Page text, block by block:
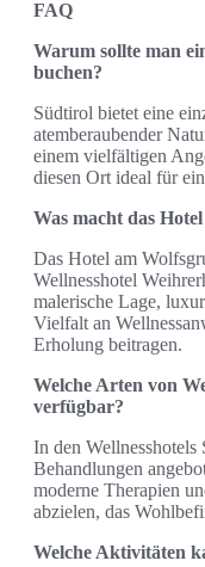
FAQ
Warum sollte man
buchen?
Südtirol bietet eine
atemberaubender
einem vielfältigen
diesen Ort ideal für
Was macht das
Das Hotel am
Wellnesshotel
malerische Lage,
Vielfalt an
Erholung beitragen.
Welche Arten von
verfügbar?
In den Wellnesshotels
Behandlungen
moderne Therapien
abzielen, das
Welche Aktivitäten